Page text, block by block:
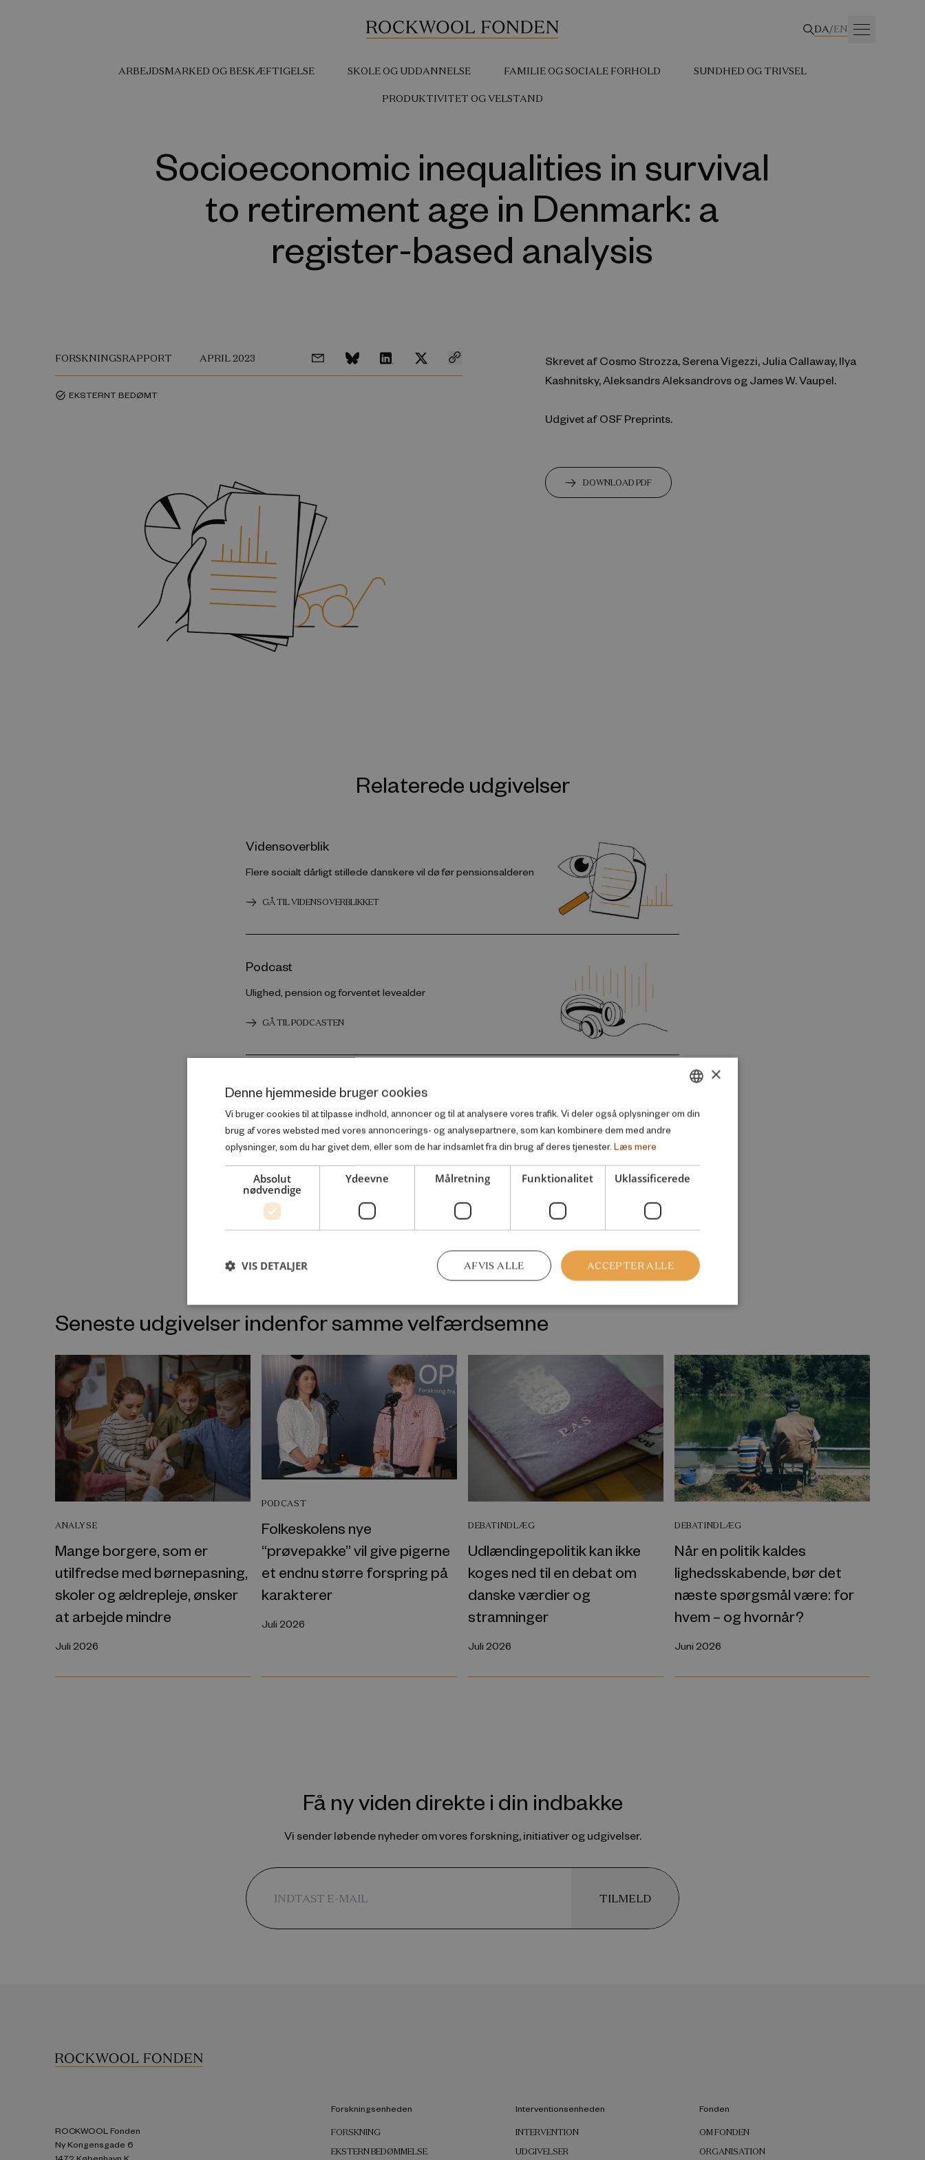
DA/EN
ARBEJDSMARKED OG BESKÆFTIGELSE SKOLE OG UDDANNELSE FAMILIE OG SOCIALE FORHOLD SUNDHED OG TRIVSEL
PRODUKTIVITET OG VELSTAND
Socioeconomic inequalities in survival
to retirement age in Denmark: a
register-based analysis
FORSKNINGSRAPPORT APRIL 2023
task_alt EKSTERNT BEDØMT
Skrevet af Cosmo Strozza, Serena Vigezzi, Julia Callaway, Ilya
Kashnitsky, Aleksandrs Aleksandrovs og James W. Vaupel.
Udgivet af OSF Preprints.
DOWNLOAD PDF
Relaterede udgivelser
Vidensoverblik
Flere socialt dårligt stillede danskere vil dø før pensionsalderen
GÅ TIL VIDENSOVERBLIKKET
Podcast
Ulighed, pension og forventet levealder
GÅ TIL PODCASTEN
Video
Briefing: Levealder og pension
GÅ TIL VIDEOEN
Seneste udgivelser indenfor samme velfærdsemne
ANALYSE
Mange borgere, som er
utilfredse med børnepasning,
skoler og ældrepleje, ønsker
at arbejde mindre
Juli 2026
PODCAST
Folkeskolens nye
“prøvepakke” vil give pigerne
et endnu større forspring på
karakterer
Juli 2026
DEBATINDLÆG
Udlændingepolitik kan ikke
koges ned til en debat om
danske værdier og
stramninger
Juli 2026
DEBATINDLÆG
Når en politik kaldes
lighedsskabende, bør det
næste spørgsmål være: for
hvem – og hvornår?
Juni 2026
Få ny viden direkte i din indbakke
Vi sender løbende nyheder om vores forskning, initiativer og udgivelser.
TILMELD
ROCKWOOL Fonden
Ny Kongensgade 6
Forskningsenheden
FORSKNING
EKSTERN BEDØMMELSE
Interventionsenheden
INTERVENTION
UDGIVELSER
Fonden
OM FONDEN
ORGANISATION
DANISH
×
Denne hjemmeside bruger cookies
Vi bruger cookies til at tilpasse indhold, annoncer og til at analysere vores trafik. Vi deler også oplysninger om din
brug af vores websted med vores annoncerings- og analysepartnere, som kan kombinere dem med andre
oplysninger, som du har givet dem, eller som de har indsamlet fra din brug af deres tjenester. Læs mere
Absolut
nødvendige
Ydeevne Målretning Funktionalitet Uklassificerede
ACCEPTER ALLE
AFVIS ALLE
VIS DETALJER